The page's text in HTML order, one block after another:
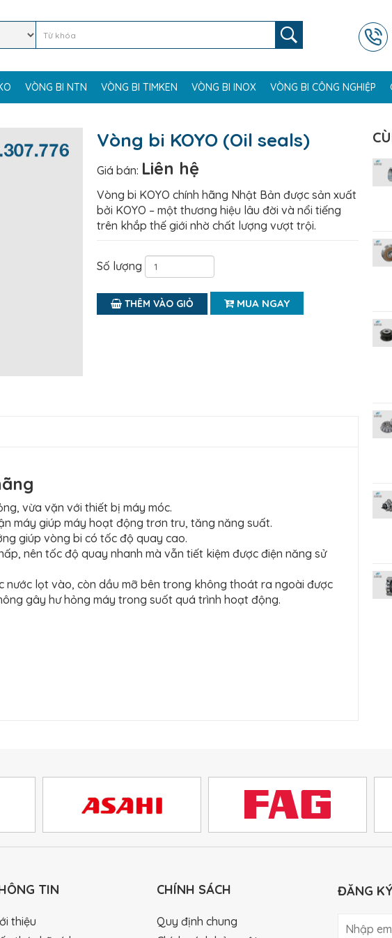
VÒNG BI NTN VÒNG BI TIMKEN VÒNG BI INOX VÒNG BI CÔNG NGHIỆP
Vòng bi KOYO (Oil seals)
Giá bán: Liên hệ
Vòng bi KOYO chính hãng Nhật Bản được sản xuất
bởi KOYO – một thương hiệu lâu đời và nổi tiếng
trên khắp thế giới nhờ chất lượng vượt trội.
Số lượng
THÊM VÀO GIỎ MUA NGAY
vừa vặn với thiết bị máy móc.
máy giúp máy hoạt động trơn tru, tăng năng suất.
giúp vòng bi có tốc độ quay cao.
nên tốc độ quay nhanh mà vẫn tiết kiệm được điện năng sử
nước lọt vào, còn dầu mỡ bên trong không thoát ra ngoài được
gây hư hỏng máy trong suốt quá trình hoạt động.
TIN
thiệu
CHÍNH SÁCH
Quy định chung
ĐĂNG